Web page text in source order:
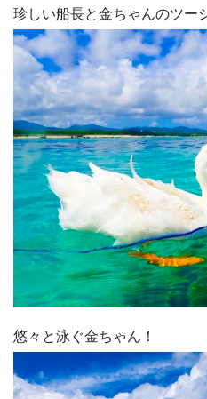
珍しい船長と金ちゃんのツー
悠々と泳ぐ金ちゃん！